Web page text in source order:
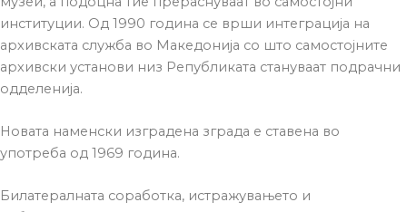
институции. Од 1990 година се врши интеграција на
архивската служба во Македонија со што самостојните
архивски установи низ Републиката стануваат подрачни
одделенија.
Новата наменски изградена зграда е ставена во
употреба од 1969 година.
Билатералната соработка, истражувањето и